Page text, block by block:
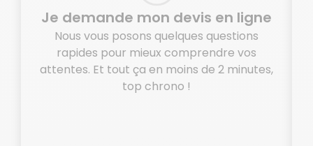
Je demande mon devis en ligne
Nous vous posons quelques questions
rapides pour mieux comprendre vos
attentes. Et tout ça en moins de 2 minutes,
top chrono !